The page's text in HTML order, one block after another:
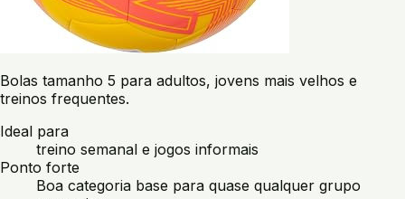
Bolas tamanho 5 para adultos, jovens mais velhos e
treinos frequentes.
Ideal para
treino semanal e jogos informais
Ponto forte
Boa categoria base para quase qualquer grupo